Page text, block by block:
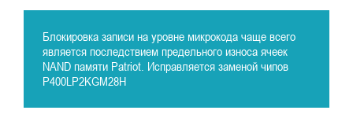
Блокировка записи на уровне микрокода чаще всего
является последствием предельного износа ячеек
NAND памяти Patriot. Исправляется заменой чипов
P400LP2KGM28H